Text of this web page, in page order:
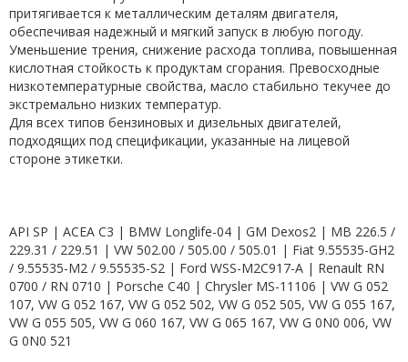
притягивается к металлическим деталям двигателя,
обеспечивая надежный и мягкий запуск в любую погоду.
Уменьшение трения, снижение расхода топлива, повышенная
кислотная стойкость к продуктам сгорания. Превосходные
низкотемпературные свойства, масло стабильно текучее до
экстремально низких температур.
Для всех типов бензиновых и дизельных двигателей,
подходящих под спецификации, указанные на лицевой
стороне этикетки.
API SP | ACEA C3 | BMW Longlife-04 | GM Dexos2 | MB 226.5 /
229.31 / 229.51 | VW 502.00 / 505.00 / 505.01 | Fiat 9.55535-GH2
/ 9.55535-M2 / 9.55535-S2 | Ford WSS-M2C917-A | Renault RN
0700 / RN 0710 | Porsche С40 | Chrysler MS-11106 | VW G 052
107, VW G 052 167, VW G 052 502, VW G 052 505, VW G 055 167,
VW G 055 505, VW G 060 167, VW G 065 167, VW G 0N0 006, VW
G 0N0 521